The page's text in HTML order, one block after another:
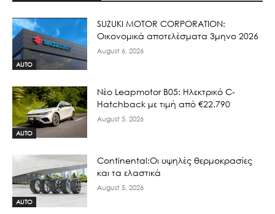
AUTO
SUZUKI MOTOR CORPORATION:
Οικονομικά αποτελέσματα 3μηνο 2026
August 6, 2026
AUTO
Νέο Leapmotor B05: Ηλεκτρικό C-
Hatchback με τιμή από €22.790
August 5, 2026
AUTO
Continental:Οι υψηλές θερμοκρασίες
και τα ελαστικά
August 5, 2026